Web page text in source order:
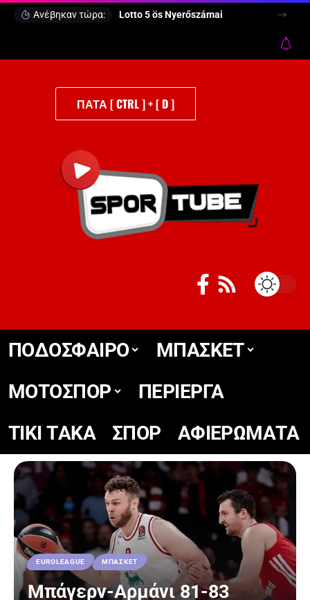
Ανέβηκαν τώρα: Lotto 5 ös Nyerőszámai
ΠΑΤΑ [ CTRL ] + [ D ]
ΠΟΔΟΣΦΑΙΡΟ
ΜΠΑΣΚΕΤ
ΜΟΤΟΣΠΟΡ
ΠΕΡΙΕΡΓΑ
TIKΙ TΑΚΑ
ΣΠΟΡ ΑΦΙΕΡΩΜΑΤΑ
EUROLEAGUE ΜΠΑΣΚΕΤ
Μπάγερν-Αρμάνι 81-83